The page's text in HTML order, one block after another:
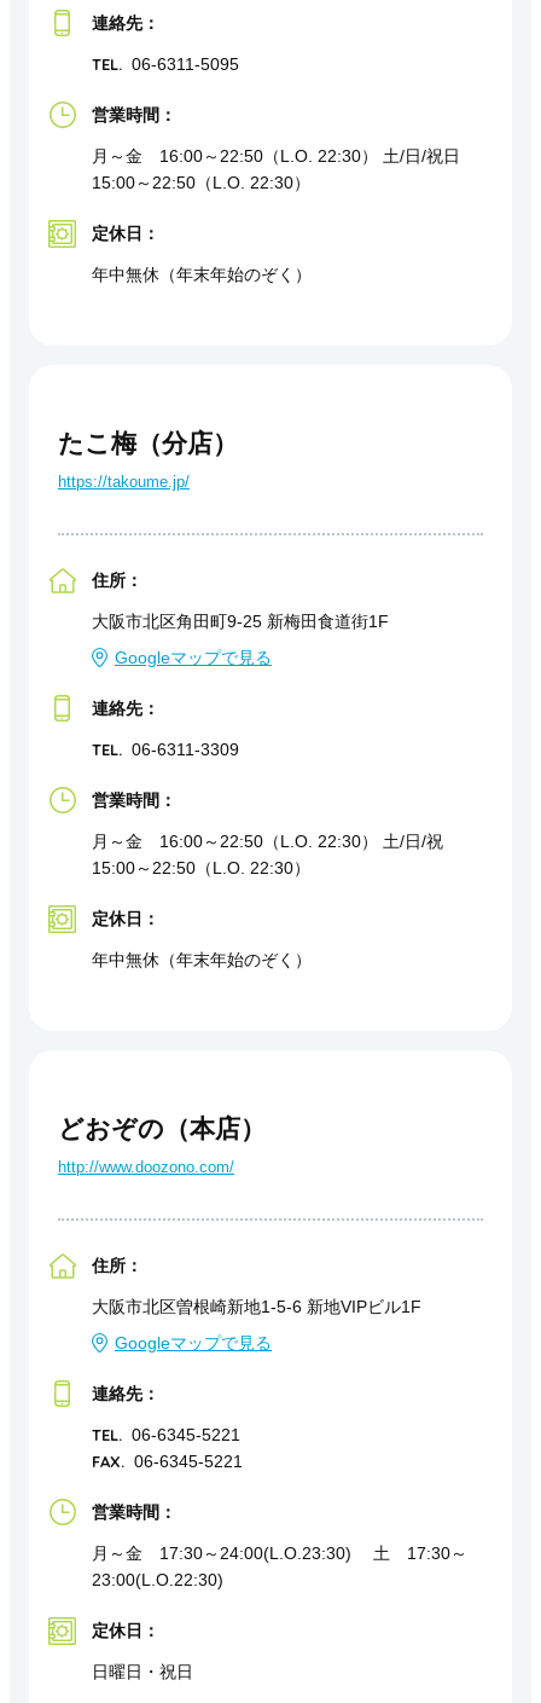
連絡先：
TEL. 06-6311-5095
営業時間：
月～金 16:00～22:50（L.O. 22:30） 土/日/祝日
15:00～22:50（L.O. 22:30）
定休日：
年中無休（年末年始のぞく）
たこ梅（分店）
https://takoume.jp/
住所：
大阪市北区角田町9-25 新梅田食道街1F
Googleマップで見る
連絡先：
TEL. 06-6311-3309
営業時間：
月～金 16:00～22:50（L.O. 22:30） 土/日/祝
15:00～22:50（L.O. 22:30）
定休日：
年中無休（年末年始のぞく）
どおぞの（本店）
http://www.doozono.com/
住所：
大阪市北区曽根崎新地1-5-6 新地VIPビル1F
Googleマップで見る
連絡先：
TEL. 06-6345-5221
FAX. 06-6345-5221
営業時間：
月～金 17:30～24:00(L.O.23:30) 土 17:30～
23:00(L.O.22:30)
定休日：
日曜日・祝日